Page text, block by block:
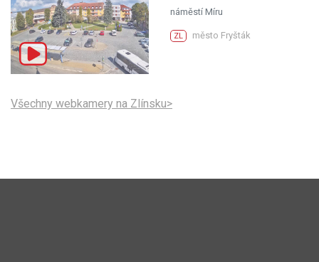
náměstí Míru
ZL město Fryšták
Všechny webkamery na Zlínsku>